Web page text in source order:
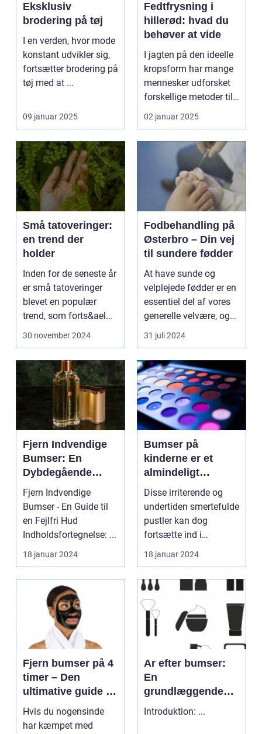
Eksklusiv
brodering på tøj
I en verden, hvor mode
konstant udvikler sig,
fortsætter brodering på
tøj med at ...
09 januar 2025
Fedtfrysning i
hillerød: hvad du
behøver at vide
I jagten på den ideelle
kropsform har mange
mennesker udforsket
forskellige metoder til
at red...
02 januar 2025
Små tatoveringer:
en trend der
holder
Inden for de seneste år
er små tatoveringer
blevet en populær
trend, som forts&ael...
30 november 2024
Fodbehandling på
Østerbro – Din vej
til sundere fødder
At have sunde og
velplejede fødder er en
essentiel del af vores
generelle velvære, og
d...
31 juli 2024
Fjern Indvendige
Bumser: En
Dybdegående
Oversigt til
Skønheds- og
Kosmetikforbruger
e
Fjern Indvendige
Bumser - En Guide til
en Fejlfri Hud
Indholdsfortegnelse: ...
18 januar 2024
Bumser på
kinderne er et
almindeligt
hudproblem, der
påvirker mange
mennesker, især i
teenageårene
Disse irriterende og
undertiden smertefulde
pustler kan dog
fortsætte ind i
voksenalderen for
nogle ...
18 januar 2024
Fjern bumser på 4
timer – Den
ultimative guide til
en bumsefri hud
Hvis du nogensinde
har kæmpet med
Ar efter bumser:
En
grundlæggende
guide til
Introduktion: ...